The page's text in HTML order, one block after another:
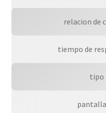
 relacion
 tiempo de

